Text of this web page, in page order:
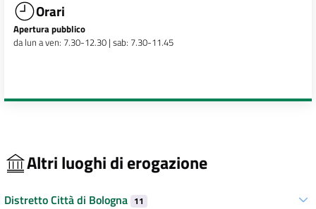
Orari
Apertura pubblico
da lun a ven: 7.30-12.30 | sab: 7.30-11.45
Altri luoghi di erogazione
Distretto Città di Bologna 11